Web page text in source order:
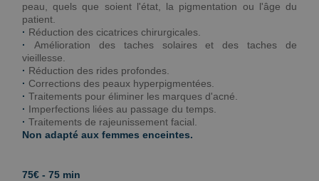
peau, quels que soient l'état, la pigmentation ou l'âge du
patient.
· Réduction des cicatrices chirurgicales.
· Amélioration des taches solaires et des taches de
vieillesse.
· Réduction des rides profondes.
· Corrections des peaux hyperpigmentées.
· Traitements pour éliminer les marques d'acné.
· Imperfections liées au passage du temps.
· Traitements de rajeunissement facial.
Non adapté aux femmes enceintes.
75€ - 75 min